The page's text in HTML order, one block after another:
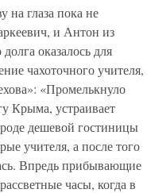
на глаза пока не
и Антон из
оказалось для
чахоточного учителя,
«Промелькнуло
Крыма, устраивает
дешевой гостиницы
учителя, а после того
Впредь прибывающие
часы, когда в